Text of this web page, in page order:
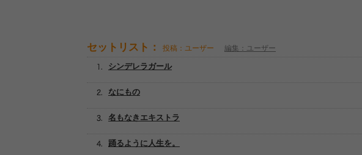
セットリスト： 投稿：ユーザー 編集：ユーザー
踊るように人生を。
名もなきエキストラ
なにもの
シンデレラガール